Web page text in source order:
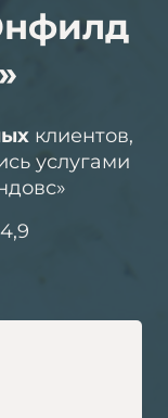
клиентов,
услугами